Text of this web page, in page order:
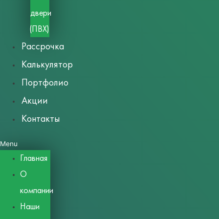
двери
(ПВХ)
Рассрочка
Калькулятор
Портфолио
Акции
Контакты
Menu
Главная
О
компании
Наши